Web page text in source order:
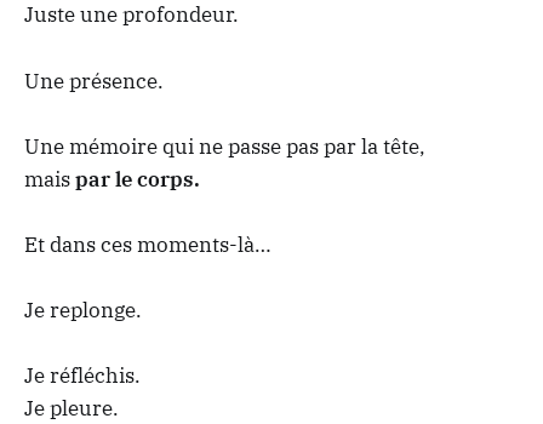
Juste une profondeur.
Une présence.
Une mémoire qui ne passe pas par la tête,
maispar le corps.
Et dans ces moments-là…
Je replonge.
Je réfléchis.
Je pleure.